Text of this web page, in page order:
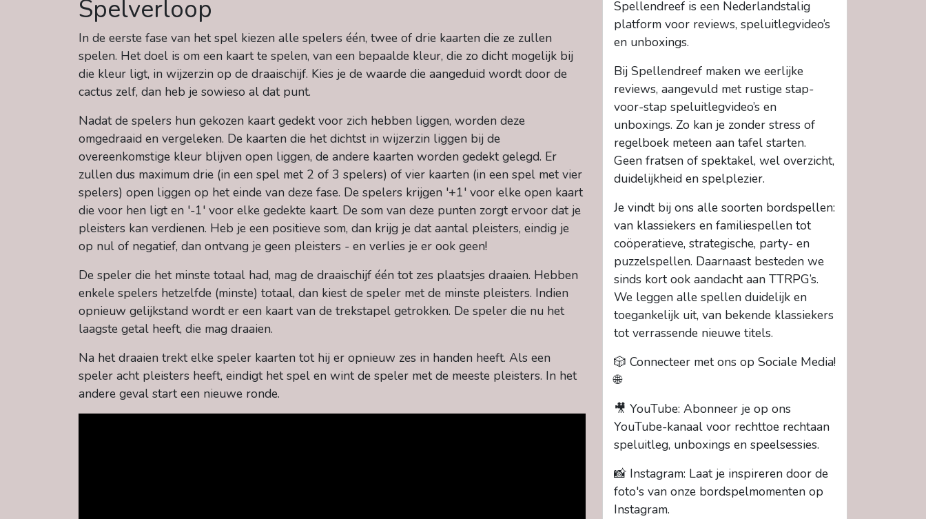
Spelverloop
In de eerste fase van het spel kiezen alle spelers één, twee of drie kaarten die ze zullen
spelen. Het doel is om een kaart te spelen, van een bepaalde kleur, die zo dicht mogelijk bij
die kleur ligt, in wijzerzin op de draaischijf. Kies je de waarde die aangeduid wordt door de
cactus zelf, dan heb je sowieso al dat punt.
Nadat de spelers hun gekozen kaart gedekt voor zich hebben liggen, worden deze
omgedraaid en vergeleken. De kaarten die het dichtst in wijzerzin liggen bij de
overeenkomstige kleur blijven open liggen, de andere kaarten worden gedekt gelegd. Er
zullen dus maximum drie (in een spel met 2 of 3 spelers) of vier kaarten (in een spel met vier
spelers) open liggen op het einde van deze fase. De spelers krijgen '+1' voor elke open kaart
die voor hen ligt en '-1' voor elke gedekte kaart. De som van deze punten zorgt ervoor dat je
pleisters kan verdienen. Heb je een positieve som, dan krijg je dat aantal pleisters, eindig je
op nul of negatief, dan ontvang je geen pleisters - en verlies je er ook geen!
De speler die het minste totaal had, mag de draaischijf één tot zes plaatsjes draaien. Hebben
enkele spelers hetzelfde (minste) totaal, dan kiest de speler met de minste pleisters. Indien
opnieuw gelijkstand wordt er een kaart van de trekstapel getrokken. De speler die nu het
laagste getal heeft, die mag draaien.
Na het draaien trekt elke speler kaarten tot hij er opnieuw zes in handen heeft. Als een
speler acht pleisters heeft, eindigt het spel en wint de speler met de meeste pleisters. In het
andere geval start een nieuwe ronde.
Spellendreef is een Nederlandstalig
platform voor reviews, speluitlegvideo’s
en unboxings.
Bij Spellendreef maken we eerlijke
reviews, aangevuld met rustige stap-
voor-stap speluitlegvideo’s en
unboxings. Zo kan je zonder stress of
regelboek meteen aan tafel starten.
Geen fratsen of spektakel, wel overzicht,
duidelijkheid en spelplezier.
Je vindt bij ons alle soorten bordspellen:
van klassiekers en familiespellen tot
coöperatieve, strategische, party- en
puzzelspellen. Daarnaast besteden we
sinds kort ook aandacht aan TTRPG’s.
We leggen alle spellen duidelijk en
toegankelijk uit, van bekende klassiekers
tot verrassende nieuwe titels.
🎲 Connecteer met ons op Sociale Media!
🌐
🎥 YouTube: Abonneer je op ons
YouTube-kanaal voor rechttoe rechtaan
speluitleg, unboxings en speelsessies.
📸 Instagram: Laat je inspireren door de
foto's van onze bordspelmomenten op
Instagram.